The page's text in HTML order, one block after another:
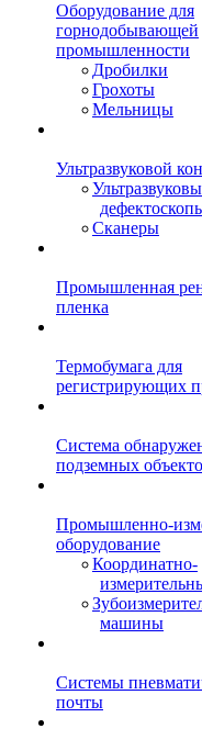
Оборудование для
горнодобывающей
промышленности
Дробилки
Грохоты
Мельницы
Ультразвуковой
Сканеры
Промышленная
пленка
Термобумага для
регистрирующих
Система
подземных
Промышленно-
оборудование
Координатно-
машины
Системы
почты